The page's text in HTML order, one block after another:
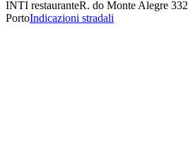
INTI restauranteR. do Monte Alegre
PortoIndicazioni stradali